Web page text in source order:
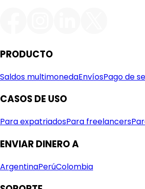
PRODUCTO
Saldos multimonedaEnvíosPago de
CASOS DE USO
Para expatriadosPara freelancers
ENVIAR DINERO A
ArgentinaPerúColombia